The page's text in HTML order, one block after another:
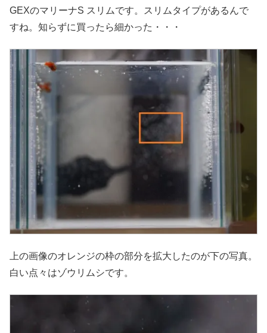
GEXのマリーナS スリムです。スリムタイプがあるんで
すね。知らずに買ったら細かった・・・
上の画像のオレンジの枠の部分を拡大したのが下の写真。
白い点々はゾウリムシです。